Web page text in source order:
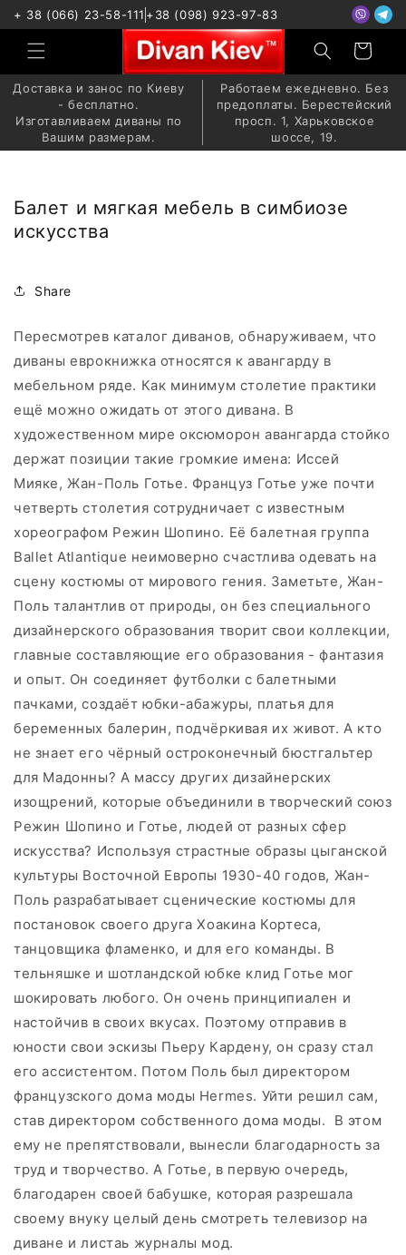
к
+ 38 (066) 23-58-111 +38 (098) 923-97-83
Корзина
Доставка и занос по Киеву
- бесплатно.
Изготавливаем диваны по
Вашим размерам.
Работаем ежедневно. Без
предоплаты. Берестейский
просп. 1, Харьковское
шоссе, 19.
Балет и мягкая мебель в симбиозе
искусства
Share
Пересмотрев каталог диванов, обнаруживаем, что
диваны еврокнижка относятся к авангарду в
мебельном ряде. Как минимум столетие практики
ещё можно ожидать от этого дивана. В
художественном мире оксюморон авангарда стойко
держат позиции такие громкие имена: Иссей
Мияке, Жан-Поль Готье. Француз Готье уже почти
четверть столетия сотрудничает с известным
хореографом Режин Шопино. Её балетная группа
Ballet Atlantique неимоверно счастлива одевать на
сцену костюмы от мирового гения. Заметьте, Жан-
Поль талантлив от природы, он без специального
дизайнерского образования творит свои коллекции,
главные составляющие его образования - фантазия
и опыт. Он соединяет футболки с балетными
пачками, создаёт юбки-абажуры, платья для
беременных балерин, подчёркивая их живот. А кто
не знает его чёрный остроконечный бюстгальтер
для Мадонны? А массу других дизайнерских
изощрений, которые объединили в творческий союз
Режин Шопино и Готье, людей от разных сфер
искусства? Используя страстные образы цыганской
культуры Восточной Европы 1930-40 годов, Жан-
Поль разрабатывает сценические костюмы для
постановок своего друга Хоакина Кортеса,
танцовщика фламенко, и для его команды. В
тельняшке и шотландской юбке клид Готье мог
шокировать любого. Он очень принципиален и
настойчив в своих вкусах. Поэтому отправив в
юности свои эскизы Пьеру Кардену, он сразу стал
его ассистентом. Потом Поль был директором
французского дома моды Hermes. Уйти решил сам,
став директором собственного дома моды. В этом
ему не препятствовали, вынесли благодарность за
труд и творчество. А Готье, в первую очередь,
благодарен своей бабушке, которая разрешала
своему внуку целый день смотреть телевизор на
диване и листаь журналы мод.